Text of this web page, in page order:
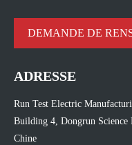
DEMANDE DE
ADRESSE
Run Test Electric
Building 4, Dongrun Science
Chine